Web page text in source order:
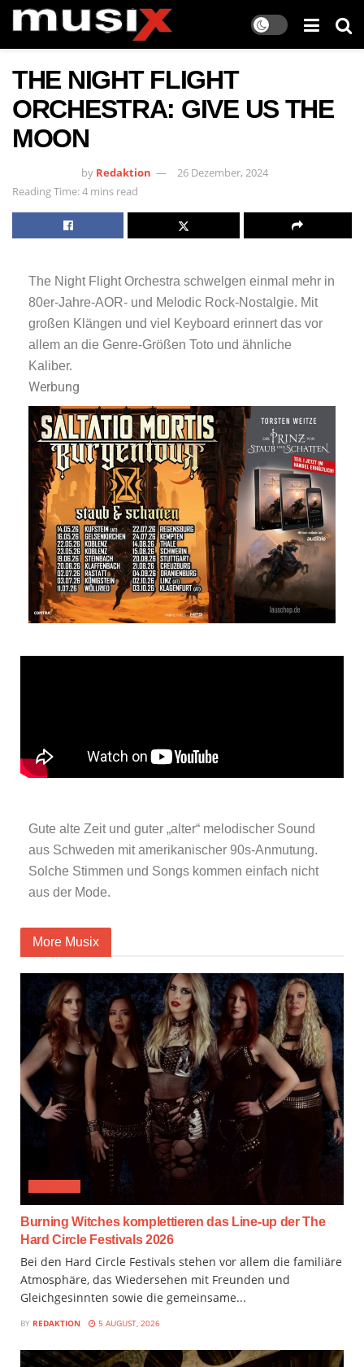
THE NIGHT FLIGHT
ORCHESTRA: GIVE US THE
MOON
by Redaktion
26 Dezember, 2024
Reading Time: 4 mins read
The Night Flight Orchestra schwelgen einmal mehr in
80er-Jahre-AOR- und Melodic Rock-Nostalgie. Mit
großen Klängen und viel Keyboard erinnert das vor
allem an die Genre-Größen Toto und ähnliche
Kaliber.
Werbung
Gute alte Zeit und guter „alter“ melodischer Sound
aus Schweden mit amerikanischer 90s-Anmutung.
Solche Stimmen und Songs kommen einfach nicht
aus der Mode.
More Musix
Burning Witches komplettieren das Line-up der The
Hard Circle Festivals 2026
Bei den Hard Circle Festivals stehen vor allem die familiäre
Atmosphäre, das Wiedersehen mit Freunden und
Gleichgesinnten sowie die gemeinsame...
BY REDAKTION 5 AUGUST, 2026